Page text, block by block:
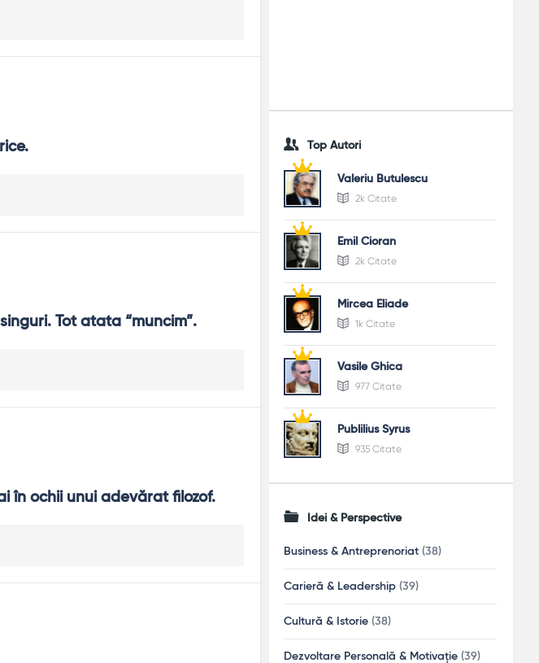
le prin aceste filtre.
inimă și minte.
Tot atata “muncim”.
în ochii unui adevărat filozof.
Top Autori
Valeriu Butulescu
2k Citate
Emil Cioran
2k Citate
Mircea Eliade
1k Citate
Vasile Ghica
977 Citate
Publilius Syrus
935 Citate
Idei & Perspective
Business & Antreprenoriat (38)
Carieră & Leadership (39)
Cultură & Istorie (38)
Dezvoltare Personală & Motivație (39)